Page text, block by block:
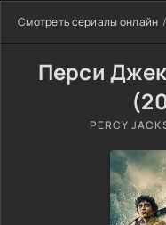
Смотреть сериалы онлайн
Перси
PERCY